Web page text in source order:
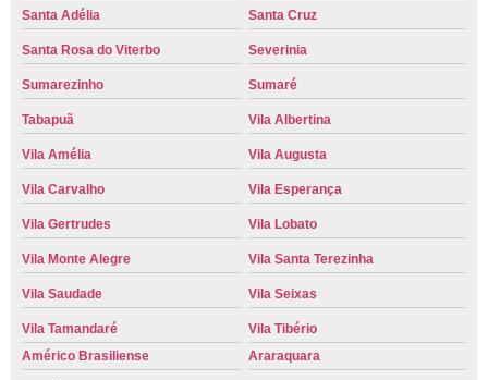
Santa Adélia Santa Cruz
Santa Rosa do Viterbo Severinia
Sumarezinho Sumaré
Tabapuã Vila Albertina
Vila Amélia Vila Augusta
Vila Carvalho Vila Esperança
Vila Gertrudes Vila Lobato
Vila Monte Alegre Vila Santa Terezinha
Vila Saudade Vila Seixas
Vila Tamandaré
Vila Tibério
Américo Brasiliense
Araraquara